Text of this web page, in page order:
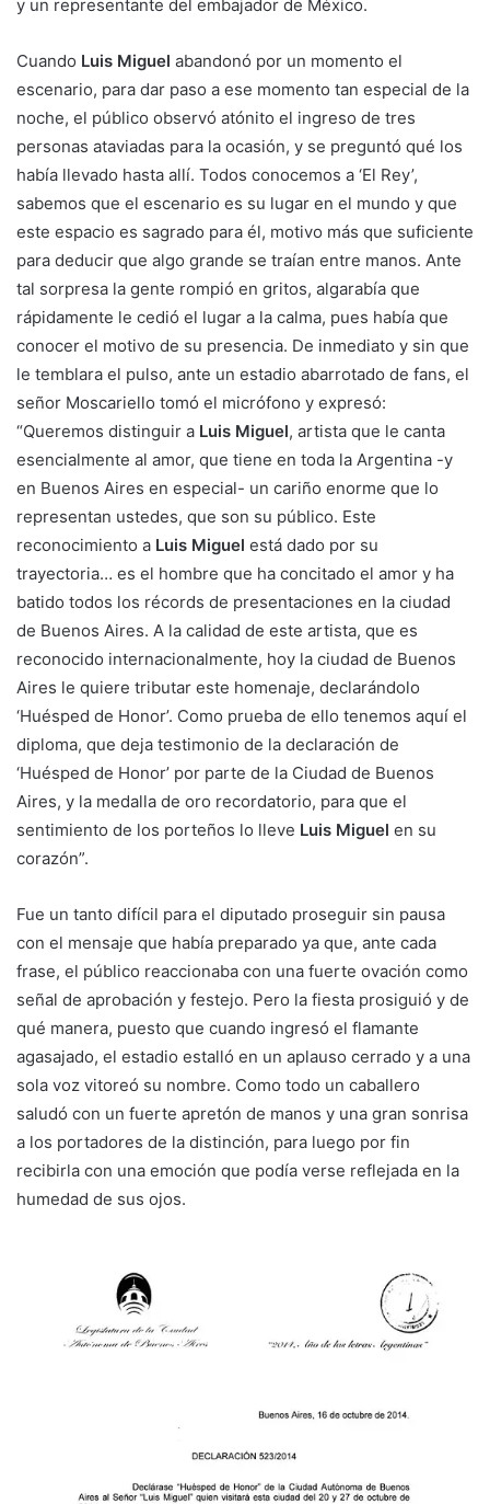
y un representante del embajador de México.
Cuando Luis Miguel abandonó por un momento el
escenario, para dar paso a ese momento tan especial de la
noche, el público observó atónito el ingreso de tres
personas ataviadas para la ocasión, y se preguntó qué los
había llevado hasta allí. Todos conocemos a ‘El Rey’,
sabemos que el escenario es su lugar en el mundo y que
este espacio es sagrado para él, motivo más que suficiente
para deducir que algo grande se traían entre manos. Ante
tal sorpresa la gente rompió en gritos, algarabía que
rápidamente le cedió el lugar a la calma, pues había que
conocer el motivo de su presencia. De inmediato y sin que
le temblara el pulso, ante un estadio abarrotado de fans, el
señor Moscariello tomó el micrófono y expresó:
“Queremos distinguir a Luis Miguel, artista que le canta
esencialmente al amor, que tiene en toda la Argentina -y
en Buenos Aires en especial- un cariño enorme que lo
representan ustedes, que son su público. Este
reconocimiento a Luis Miguel está dado por su
trayectoria… es el hombre que ha concitado el amor y ha
batido todos los récords de presentaciones en la ciudad
de Buenos Aires. A la calidad de este artista, que es
reconocido internacionalmente, hoy la ciudad de Buenos
Aires le quiere tributar este homenaje, declarándolo
‘Huésped de Honor’. Como prueba de ello tenemos aquí el
diploma, que deja testimonio de la declaración de
‘Huésped de Honor’ por parte de la Ciudad de Buenos
Aires, y la medalla de oro recordatorio, para que el
sentimiento de los porteños lo lleve Luis Miguel en su
corazón”.
Fue un tanto difícil para el diputado proseguir sin pausa
con el mensaje que había preparado ya que, ante cada
frase, el público reaccionaba con una fuerte ovación como
señal de aprobación y festejo. Pero la fiesta prosiguió y de
qué manera, puesto que cuando ingresó el flamante
agasajado, el estadio estalló en un aplauso cerrado y a una
sola voz vitoreó su nombre. Como todo un caballero
saludó con un fuerte apretón de manos y una gran sonrisa
a los portadores de la distinción, para luego por fin
recibirla con una emoción que podía verse reflejada en la
humedad de sus ojos.